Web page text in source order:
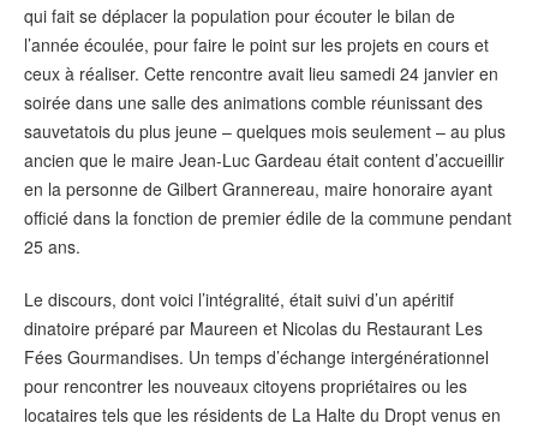
qui fait se déplacer la population pour écouter le bilan de
l’année écoulée, pour faire le point sur les projets en cours et
ceux à réaliser. Cette rencontre avait lieu samedi 24 janvier en
soirée dans une salle des animations comble réunissant des
sauvetatois du plus jeune – quelques mois seulement – au plus
ancien que le maire Jean-Luc Gardeau était content d’accueillir
en la personne de Gilbert Grannereau, maire honoraire ayant
officié dans la fonction de premier édile de la commune pendant
25 ans.
Le discours, dont voici l’intégralité, était suivi d’un apéritif
dinatoire préparé par Maureen et Nicolas du Restaurant Les
Fées Gourmandises. Un temps d’échange intergénérationnel
pour rencontrer les nouveaux citoyens propriétaires ou les
locataires tels que les résidents de La Halte du Dropt venus en